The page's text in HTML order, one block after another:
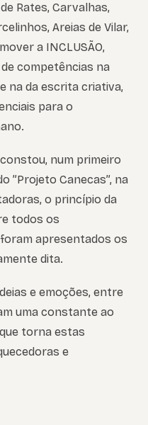
Rates, Carvalhas,
Areias de Vilar,
a INCLUSÃO,
competências na
na da escrita criativa,
para o
num primeiro
”Projeto Canecas”, na
o princípio da
todos os
apresentados os
dita.
e emoções, entre
uma constante ao
torna estas
e